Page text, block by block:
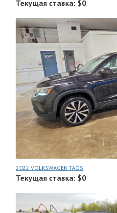
Текущая ставка: $0
2022 VOLKSWAGEN TAOS
Текущая ставка: $0